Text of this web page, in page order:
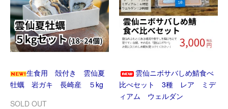
生食用 殻付き 雲仙夏
牡蠣 岩ガキ 長崎産 ５kg
SOLD OUT
雲仙ニボサバしめ鯖食べ
比べセット 3種 レア ミデ
ィアム ウェルダン